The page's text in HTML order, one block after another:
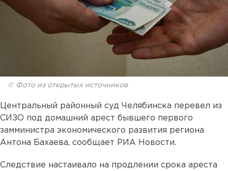
© Фото из открытых источников
Центральный районный суд Челябинска перевел из
СИЗО под домашний арест бывшего первого
замминистра экономического развития региона
Антона Бахаева, сообщает РИА Новости.
Следствие настаивало на продлении срока ареста